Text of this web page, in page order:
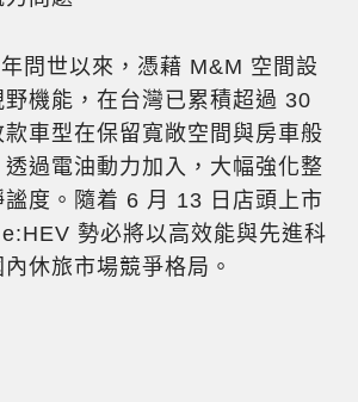
問世以來，憑藉 M&M 空間設
機能，在台灣已累積超過 30
車型在保留寬敞空間與房車般
過電油動力加入，大幅強化整
謐度。隨着 6 月 13 日店頭上市
勢必將以高效能與先進科
休旅市場競爭格局。